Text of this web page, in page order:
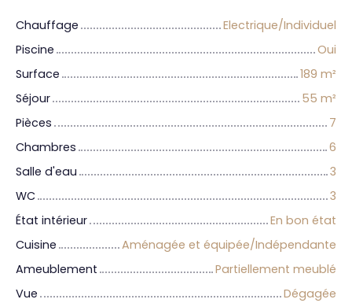
Chauffage
Electrique/Individuel
Piscine
Oui
Surface
189 m²
Séjour
55 m²
Pièces
7
Chambres
6
Salle d'eau
3
WC
3
État intérieur
En bon état
Cuisine
Aménagée et équipée/Indépendante
Ameublement
Partiellement meublé
Vue
Dégagée